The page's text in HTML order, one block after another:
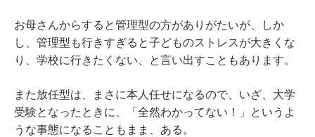
お母さんからすると管理型の方がありがたいが、しか
し、管理型も行きすぎると子どものストレスが大きくな
り、学校に行きたくない、と言い出すこともあります。
また放任型は、まさに本人任せになるので、いざ、大学
受験となったときに、「全然わかってない！」というよ
うな事態になることもまま、ある。